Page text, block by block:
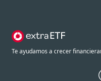
Te ayudamos a crecer